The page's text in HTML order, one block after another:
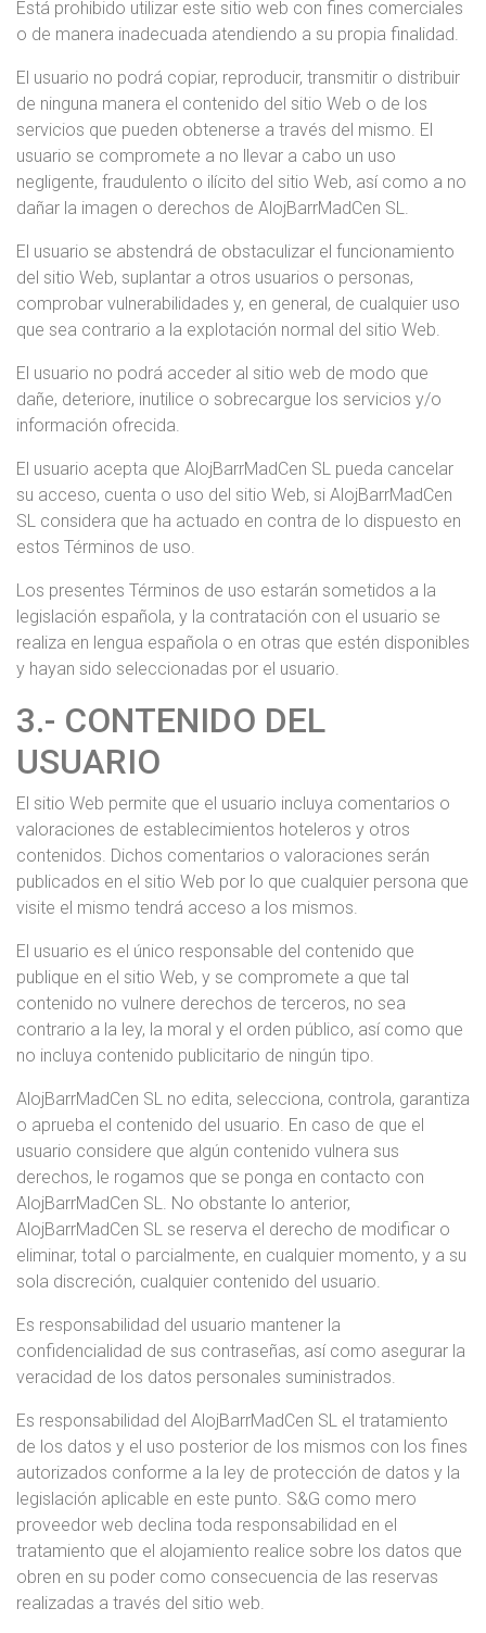
Está prohibido utilizar este sitio web con fines comerciales
o de manera inadecuada atendiendo a su propia finalidad.
El usuario no podrá copiar, reproducir, transmitir o distribuir
de ninguna manera el contenido del sitio Web o de los
servicios que pueden obtenerse a través del mismo. El
usuario se compromete a no llevar a cabo un uso
negligente, fraudulento o ilícito del sitio Web, así como a no
dañar la imagen o derechos de AlojBarrMadCen SL.
El usuario se abstendrá de obstaculizar el funcionamiento
del sitio Web, suplantar a otros usuarios o personas,
comprobar vulnerabilidades y, en general, de cualquier uso
que sea contrario a la explotación normal del sitio Web.
El usuario no podrá acceder al sitio web de modo que
dañe, deteriore, inutilice o sobrecargue los servicios y/o
información ofrecida.
El usuario acepta que AlojBarrMadCen SL pueda cancelar
su acceso, cuenta o uso del sitio Web, si AlojBarrMadCen
SL considera que ha actuado en contra de lo dispuesto en
estos Términos de uso.
Los presentes Términos de uso estarán sometidos a la
legislación española, y la contratación con el usuario se
realiza en lengua española o en otras que estén disponibles
y hayan sido seleccionadas por el usuario.
3.- CONTENIDO DEL
USUARIO
El sitio Web permite que el usuario incluya comentarios o
valoraciones de establecimientos hoteleros y otros
contenidos. Dichos comentarios o valoraciones serán
publicados en el sitio Web por lo que cualquier persona que
visite el mismo tendrá acceso a los mismos.
El usuario es el único responsable del contenido que
publique en el sitio Web, y se compromete a que tal
contenido no vulnere derechos de terceros, no sea
contrario a la ley, la moral y el orden público, así como que
no incluya contenido publicitario de ningún tipo.
AlojBarrMadCen SL no edita, selecciona, controla, garantiza
o aprueba el contenido del usuario. En caso de que el
usuario considere que algún contenido vulnera sus
derechos, le rogamos que se ponga en contacto con
AlojBarrMadCen SL. No obstante lo anterior,
AlojBarrMadCen SL se reserva el derecho de modificar o
eliminar, total o parcialmente, en cualquier momento, y a su
sola discreción, cualquier contenido del usuario.
Es responsabilidad del usuario mantener la
confidencialidad de sus contraseñas, así como asegurar la
veracidad de los datos personales suministrados.
Es responsabilidad del AlojBarrMadCen SL el tratamiento
de los datos y el uso posterior de los mismos con los fines
autorizados conforme a la ley de protección de datos y la
legislación aplicable en este punto. S&G como mero
proveedor web declina toda responsabilidad en el
tratamiento que el alojamiento realice sobre los datos que
obren en su poder como consecuencia de las reservas
realizadas a través del sitio web.